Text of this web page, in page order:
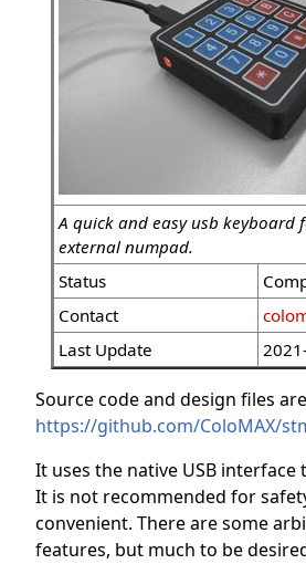
A quick and easy usb keyboard
external numpad.
Status
Contact
Last Update
Source code and design files
https://github.com/ColoMAX/
It uses the native USB interface
It is not recommended for
convenient. There are some
features, but much to be